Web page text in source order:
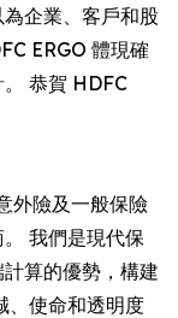
企業、客戶和股
ERGO 體現確
恭賀 HDFC
外險及一般保險
我們是現代保
算的優勢，構建
、使命和透明度